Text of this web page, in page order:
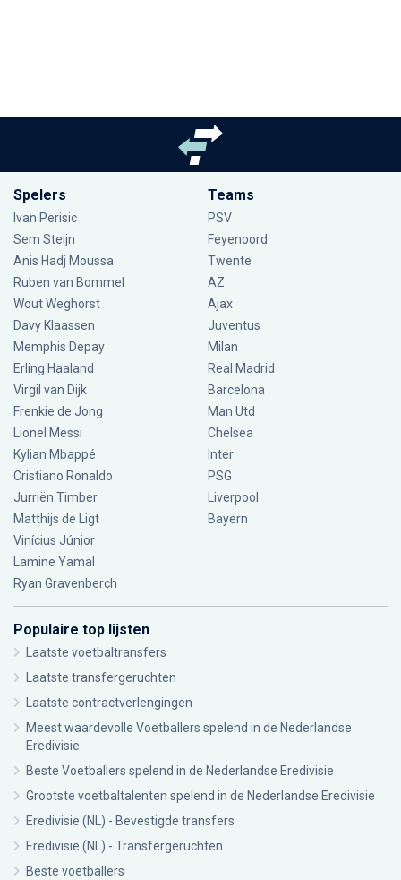
Spelers
Ivan Perisic
Sem Steijn
Anis Hadj Moussa
Ruben van Bommel
Wout Weghorst
Davy Klaassen
Memphis Depay
Erling Haaland
Virgil van Dijk
Frenkie de Jong
Lionel Messi
Kylian Mbappé
Cristiano Ronaldo
Jurriën Timber
Matthijs de Ligt
Vinícius Júnior
Lamine Yamal
Ryan Gravenberch
Teams
PSV
Feyenoord
Twente
AZ
Ajax
Juventus
Milan
Real Madrid
Barcelona
Man Utd
Chelsea
Inter
PSG
Liverpool
Bayern
Populaire top lijsten
Laatste voetbaltransfers
Laatste transfergeruchten
Laatste contractverlengingen
Meest waardevolle Voetballers spelend in de Nederlandse
Eredivisie
Beste Voetballers spelend in de Nederlandse Eredivisie
Grootste voetbaltalenten spelend in de Nederlandse Eredivisie
Eredivisie (NL) - Bevestigde transfers
Eredivisie (NL) - Transfergeruchten
Beste voetballers